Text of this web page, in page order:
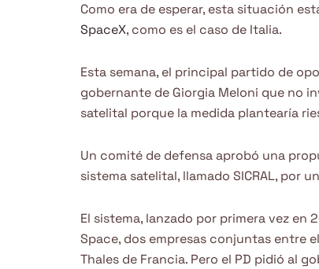
Como era de esperar, esta situación
SpaceX, como es el caso de Italia.
Esta semana, el principal partido de
gobernante de Giorgia Meloni que no
satelital porque la medida plantearía
Un comité de defensa aprobó una
sistema satelital, llamado SICRAL, por
El sistema, lanzado por primera vez en
Space, dos empresas conjuntas entre
Thales de Francia. Pero el PD pidió al